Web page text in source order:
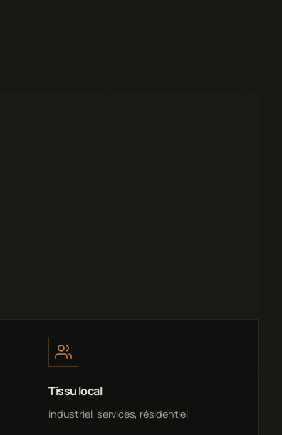
Tissu local
industriel, services, résidentiel